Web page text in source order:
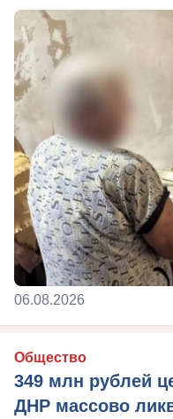
06.08.2026
Общество
349 млн рублей
ДНР массово